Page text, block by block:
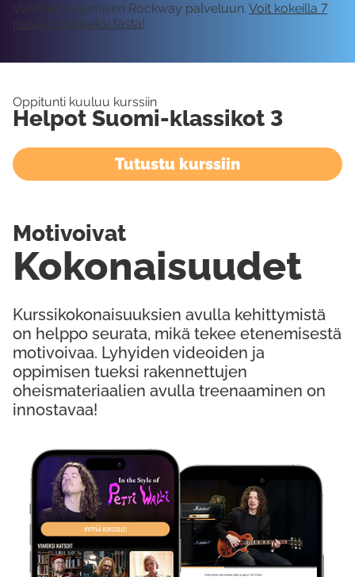
Kokeile Ilmaiseksi
Vaatii kirjautumisen Rockway palveluun. Voit kokeilla 7
päivää ilmaiseksi tästä!
Oppitunti kuuluu kurssiin
Helpot Suomi-klassikot 3
Tutustu kurssiin
Kurssikokonaisuuksien avulla kehittymistä
on helppo seurata, mikä tekee etenemisestä
motivoivaa. Lyhyiden videoiden ja
oppimisen tueksi rakennettujen
oheismateriaalien avulla treenaaminen on
innostavaa!
Kokonaisuudet
Motivoivat